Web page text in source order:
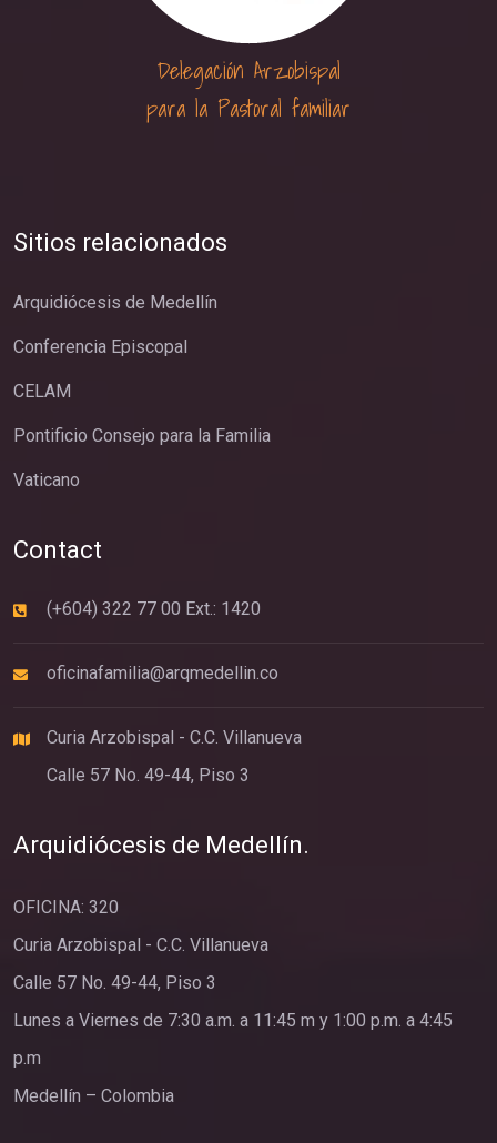
Delegación Arzobispal
para la Pastoral familiar
Sitios relacionados
Arquidiócesis de Medellín
Conferencia Episcopal
CELAM
Pontificio Consejo para la Familia
Vaticano
Contact
(+604) 322 77 00 Ext.: 1420
oficinafamilia@arqmedellin.co
Curia Arzobispal - C.C. Villanueva
Calle 57 No. 49-44, Piso 3
Arquidiócesis de Medellín.
OFICINA: 320
Curia Arzobispal - C.C. Villanueva
Calle 57 No. 49-44, Piso 3
Lunes a Viernes de 7:30 a.m. a 11:45 m y 1:00 p.m. a 4:45
p.m
Medellín – Colombia